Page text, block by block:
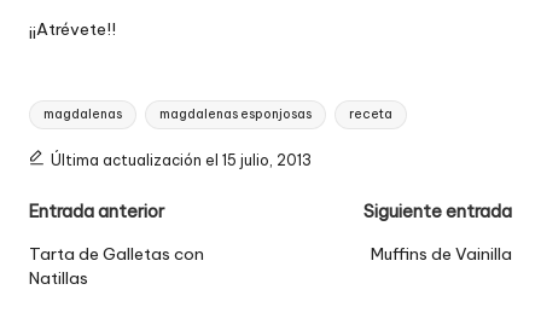
¡¡Atrévete!!
Etiquetas:
magdalenas magdalenas esponjosas receta
Última actualización el 15 julio, 2013
Navegación
de
entradas
Entrada anterior
Tarta de Galletas con
Natillas
Siguiente entrada
Muffins de Vainilla